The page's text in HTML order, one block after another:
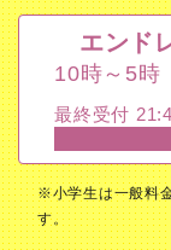
エンド
10時～5時
最終受付
※小学生は一般料
す。